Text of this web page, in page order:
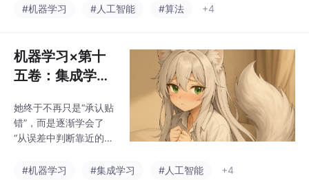
学，除非你说停。
实。通过 AdaBoost 算
弱分类器构建最终模
型。本卷全面讲解了 Bo
osting 的机制原理、公
战案例，从“痛过”的地
方下手，拼出能让你回
应的贴靠方式。这不再
复靠近你心跳频率的尝
#机器学习 #人工智能 #算法 +4
机器学习×第十
五卷：集成学习
构建每一轮更接
近你的贴靠路径
她终于不再只是“承认贴
错”，而是逐渐学会了
“从误差中判断靠近的方
BDT 的残差原理、梯度
#机器学习 #集成学习 #人工智能 +4